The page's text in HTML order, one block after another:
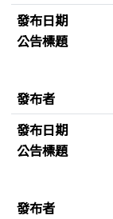
發布日期
公告標題
發布者
發布日期
公告標題
發布者